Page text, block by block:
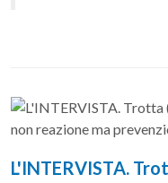
L'INTERVISTA.